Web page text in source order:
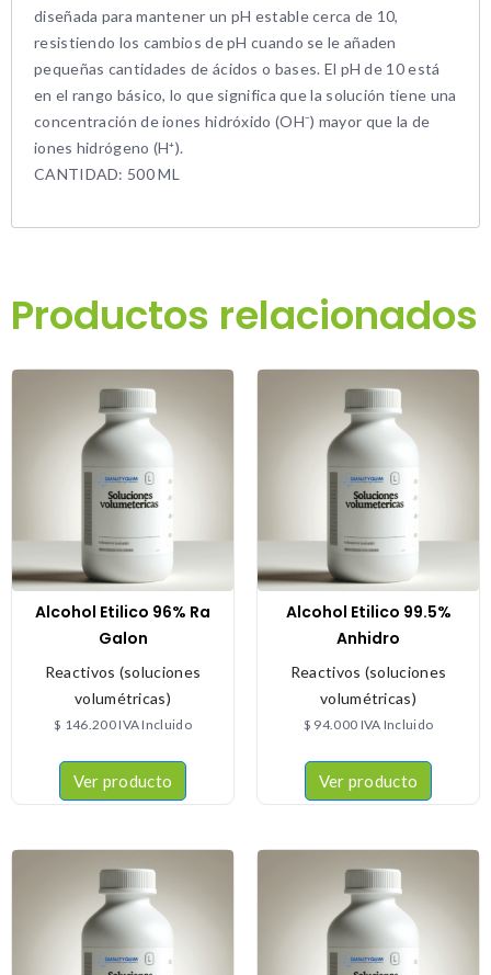
diseñada para mantener un pH estable cerca de 10,
resistiendo los cambios de pH cuando se le añaden
pequeñas cantidades de ácidos o bases. El pH de 10 está
en el rango básico, lo que significa que la solución tiene una
concentración de iones hidróxido (OH⁻) mayor que la de
iones hidrógeno (H⁺).
CANTIDAD: 500 ML
Productos relacionados
Alcohol Etilico 96% Ra
Galon
Reactivos (soluciones
volumétricas)
$ 146.200IVA Incluido
Ver producto
Alcohol Etilico 99.5%
Anhidro
Reactivos (soluciones
volumétricas)
$ 94.000 IVA Incluido
Ver producto